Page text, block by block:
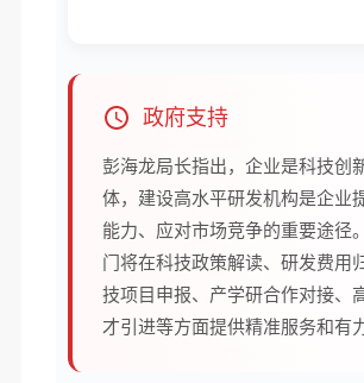
政府支持
彭海龙局长指出，企业是科技创
体，建设高水平研发机构是企业
能力、应对市场竞争的重要途径
门将在科技政策解读、研发费用
技项目申报、产学研合作对接、
才引进等方面提供精准服务和有